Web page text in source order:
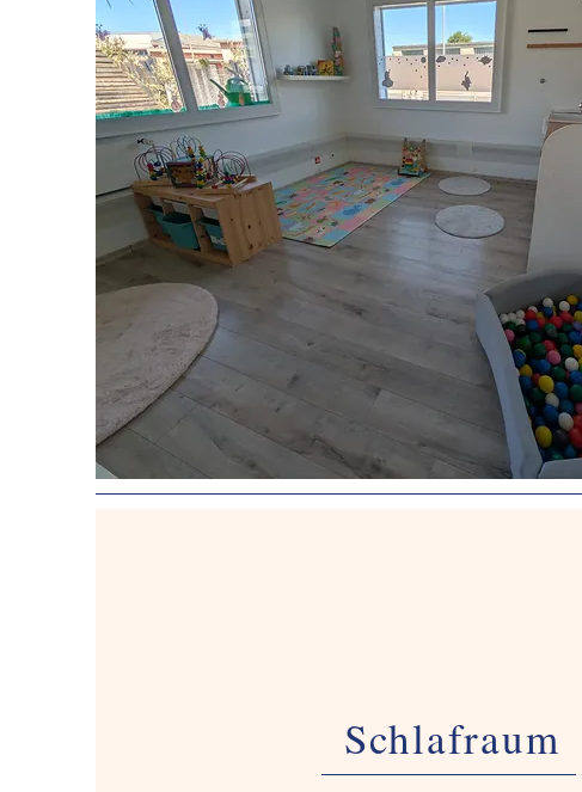
Schlafraum